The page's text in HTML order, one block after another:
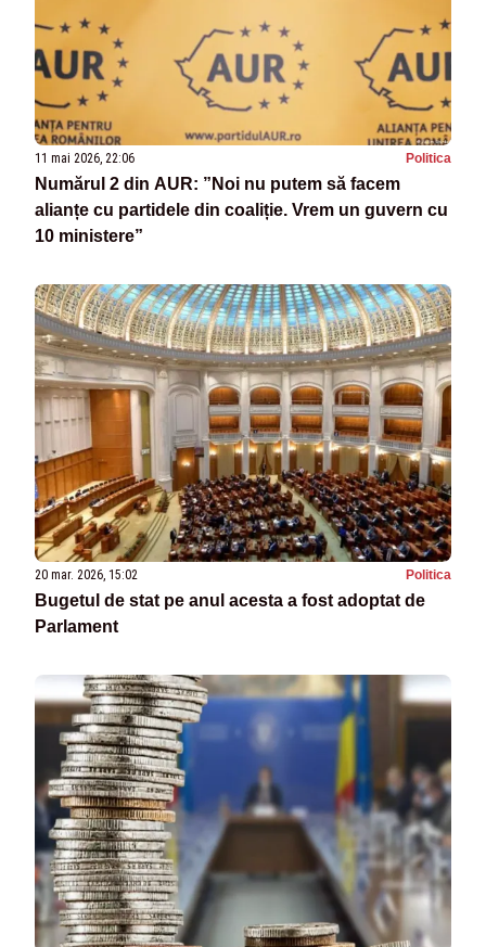
11 mai 2026, 22:06 Politica
Numărul 2 din AUR: ”Noi nu putem să facem
alianțe cu partidele din coaliție. Vrem un guvern cu
10 ministere”
20 mar. 2026, 15:02 Politica
Bugetul de stat pe anul acesta a fost adoptat de
Parlament